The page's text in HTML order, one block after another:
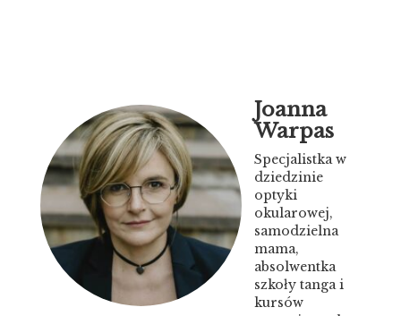
Joanna
Warpas
Specjalistka w
dziedzinie
optyki
okularowej,
samodzielna
mama,
absolwentka
szkoły tanga i
kursów